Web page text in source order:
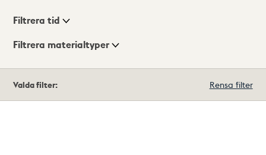
Visningsläge
Filtrera tid
Filtrera materialtyper
träffar
Valda filter: Rensa filter